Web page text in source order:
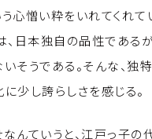
心憎い粋をいれてくれて
、日本独自の品性である
そうである。そんな、独
少し誇らしさを感じる。
んていうと、江戸っ子の